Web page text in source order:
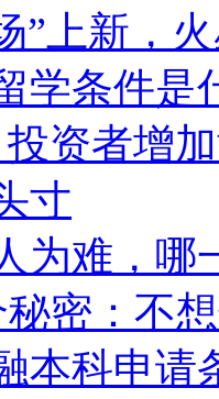
”上新，
学条件是
投资者增
寸
为难，哪
密：不
本科申请